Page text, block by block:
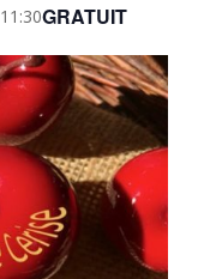
11:30GRATUIT